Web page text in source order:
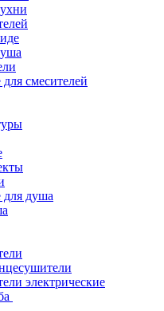
смесителей
душа
электрические